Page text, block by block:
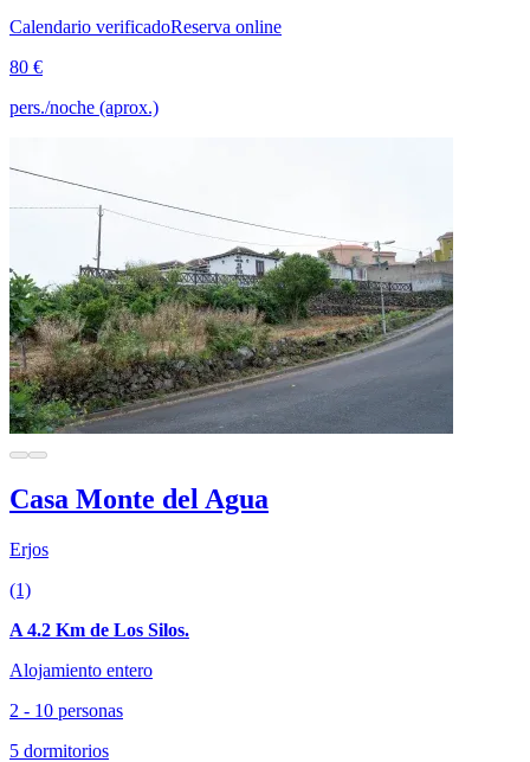
Calendario verificadoReserva online
80 €
pers./noche (aprox.)
Casa Monte del Agua
Erjos
(1)
A 4.2 Km de Los Silos.
Alojamiento entero
2 - 10 personas
5 dormitorios